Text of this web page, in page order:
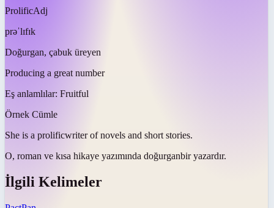
ProlificAdj
prəˈlɪfɪk
Doğurgan, çabuk üreyen
Producing a great number
Eş anlamlılar: Fruitful
Örnek Cümle
She is a prolificwriter of novels and short stories.
O, roman ve kısa hikaye yazımında doğurganbir yazardır.
İlgili Kelimeler